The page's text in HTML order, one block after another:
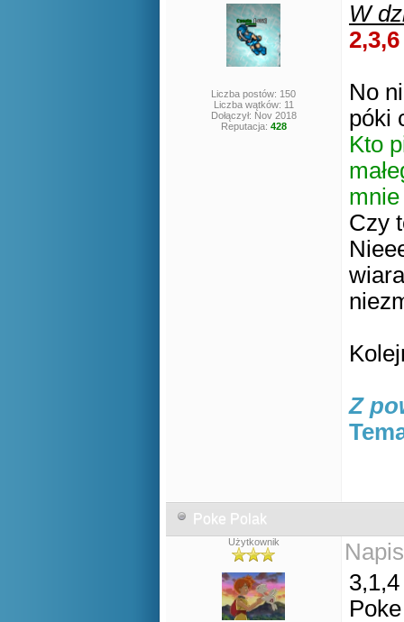
Liczba postów: 150
Liczba wątków: 11
Dołączył: Nov 2018
Reputacja: 428
W
2,3,6
No
póki
Kto
mnie
Czy
Z
Poke Polak
Użytkownik
3,1,4